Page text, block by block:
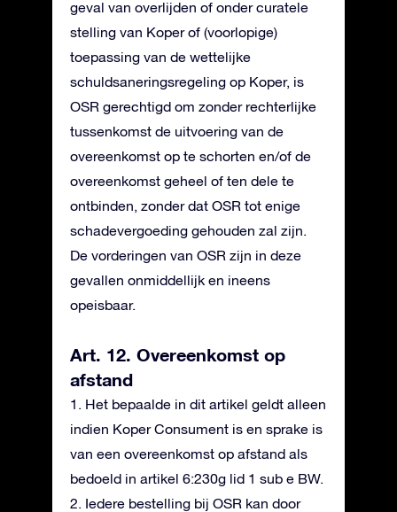
geval van overlijden of onder curatele
stelling van Koper of (voorlopige)
toepassing van de wettelijke
schuldsaneringsregeling op Koper, is
OSR gerechtigd om zonder rechterlijke
tussenkomst de uitvoering van de
overeenkomst op te schorten en/of de
overeenkomst geheel of ten dele te
ontbinden, zonder dat OSR tot enige
schadevergoeding gehouden zal zijn.
De vorderingen van OSR zijn in deze
gevallen onmiddellijk en ineens
opeisbaar.
Art. 12. Overeenkomst op
afstand
1. Het bepaalde in dit artikel geldt alleen
indien Koper Consument is en sprake is
van een overeenkomst op afstand als
bedoeld in artikel 6:230g lid 1 sub e BW.
2. Iedere bestelling bij OSR kan door